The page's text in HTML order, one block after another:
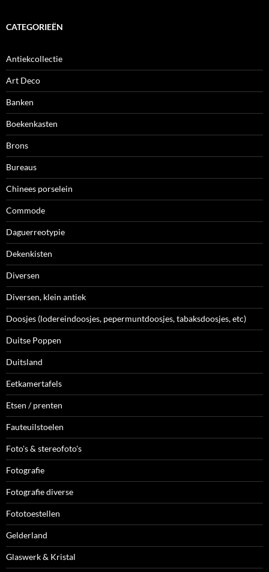
CATEGORIEËN
Antiekcollectie
Art Deco
Banken
Boekenkasten
Brons
Bureaus
Chinees porselein
Commode
Daguerreotypie
Dekenkisten
Diversen
Diversen, klein antiek
Doosjes (lodereindoosjes, pepermuntdoosjes, tabaksdoosjes, etc)
Duitse Poppen
Duitsland
Eetkamertafels
Etsen / prenten
Fauteuilstoelen
Foto's & stereofoto's
Fotografie
Fotografie diverse
Fototoestellen
Gelderland
Glaswerk & Kristal